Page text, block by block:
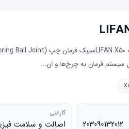
سیستم فرمان به چرخ‌ها و ان...
203090132012
گارانتی
اصالت و سلامت